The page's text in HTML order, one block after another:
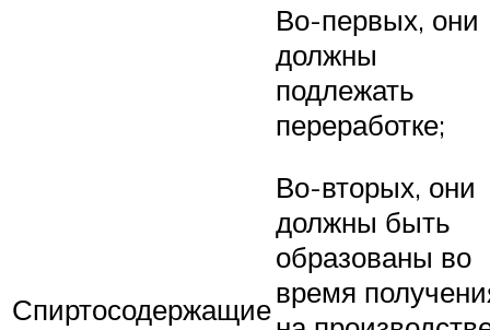
Спиртосодержащие
Во-первых, они
должны
подлежать
переработке;
Во-вторых, они
должны быть
образованы во
время